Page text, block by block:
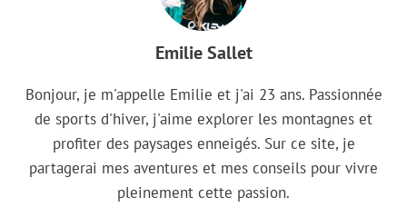
Emilie Sallet
Bonjour, je m'appelle Emilie et j'ai 23 ans. Passionnée
de sports d'hiver, j'aime explorer les montagnes et
profiter des paysages enneigés. Sur ce site, je
partagerai mes aventures et mes conseils pour vivre
pleinement cette passion.